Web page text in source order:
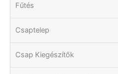
Fűtés
Csaptelep
Csap Kiegészítők